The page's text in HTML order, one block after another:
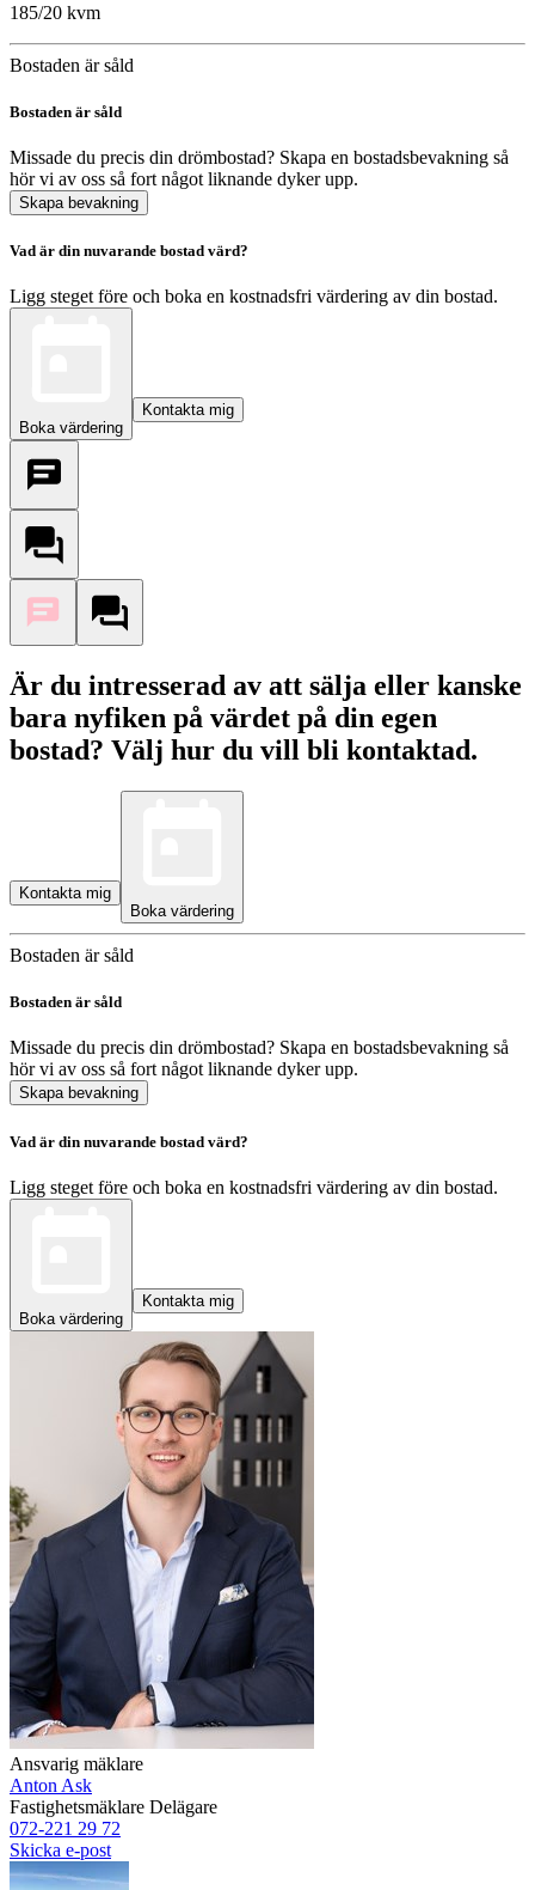
185/20 kvm
Bostaden är såld
Bostaden är såld
Missade du precis din drömbostad? Skapa en bostadsbevakning så
hör vi av oss så fort något liknande dyker upp.
Skapa bevakning
Vad är din nuvarande bostad värd?
Ligg steget före och boka en kostnadsfri värdering av din bostad.
Boka värdering
Kontakta mig
Är du intresserad av att sälja eller kanske
bara nyfiken på värdet på din egen
bostad? Välj hur du vill bli kontaktad.
Kontakta mig
Boka värdering
Bostaden är såld
Bostaden är såld
Missade du precis din drömbostad? Skapa en bostadsbevakning så
hör vi av oss så fort något liknande dyker upp.
Skapa bevakning
Vad är din nuvarande bostad värd?
Ligg steget före och boka en kostnadsfri värdering av din bostad.
Boka värdering
Kontakta mig
Ansvarig mäklare
Anton Ask
Fastighetsmäklare Delägare
072-221 29 72
Skicka e-post